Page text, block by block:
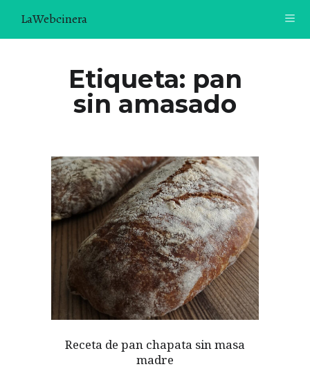
LaWebcinera
VIDEORECETAS
SOBRE MÍ
¿TE GUSTARÍA UNIRTE A NUESTRA AVENTURA GASTRON
ÓMICA?
ÚNETE A LA NEWSLETTER
RECOMENDACIONES
Etiqueta: pan
sin amasado
Receta de pan chapata sin masa
madre